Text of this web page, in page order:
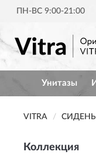
ПН-ВС 9:00-21:00
Унитазы
VITRA
Коллекция